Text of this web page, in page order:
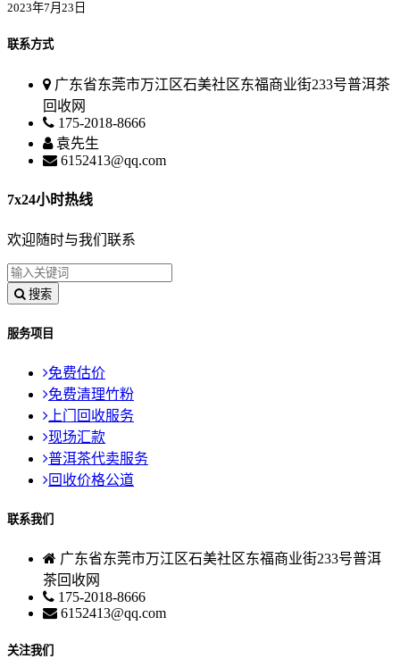
2023年7月23日
联系方式
广东省东莞市万江区石美社区东福商业街233号普洱茶
回收网
175-2018-8666
袁先生
6152413@qq.com
7x24小时热线
欢迎随时与我们联系
搜索
服务项目
免费估价
免费清理竹粉
上门回收服务
现场汇款
普洱茶代卖服务
回收价格公道
联系我们
广东省东莞市万江区石美社区东福商业街233号普洱
茶回收网
175-2018-8666
6152413@qq.com
关注我们